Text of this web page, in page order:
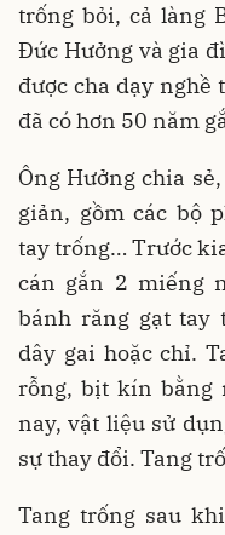
trống bỏi, cả làng
Đức Hưởng và gia
được cha dạy
đã có hơn 50 năm
Ông Hưởng chia
giản, gồm các bộ
tay trống… Trước
cán gắn 2 miếng
bánh răng gạt tay
dây gai hoặc chỉ.
rỗng, bịt kín bằng
nay, vật liệu sử
sự thay đổi. Tang
Tang trống sau